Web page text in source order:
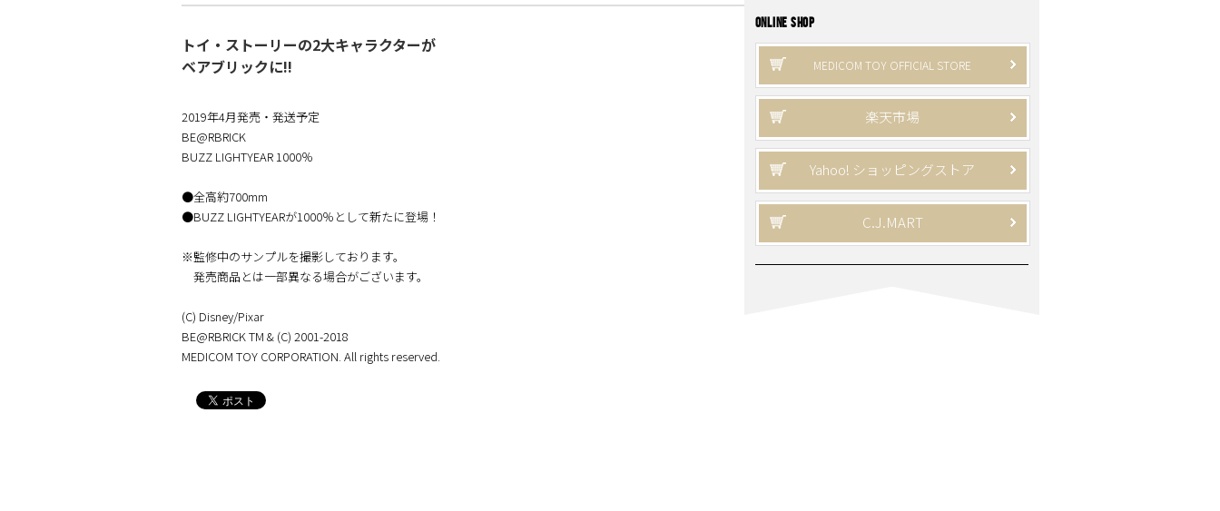
ONLINE SHOP
MEDICOM TOY OFFICIAL STORE
楽天市場
Yahoo! ショッピングストア
C.J.MART
トイ・ストーリーの2大キャラクターが
ベアブリックに!!
2019年4月発売・発送予定
BE@RBRICK
BUZZ LIGHTYEAR 1000％
●全高約700mm
●BUZZ LIGHTYEARが1000％として新たに登場！
※監修中のサンプルを撮影しております。
発売商品とは一部異なる場合がございます。
(C) Disney/Pixar
BE@RBRICK TM & (C) 2001-2018
MEDICOM TOY CORPORATION. All rights reserved.